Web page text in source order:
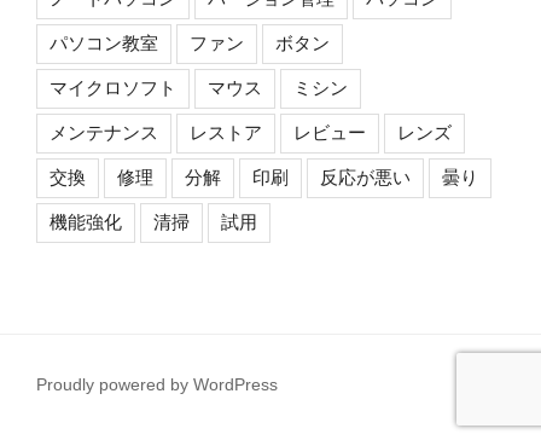
パソコン教室 ファン ボタン
マイクロソフト マウス ミシン
メンテナンス レストア レビュー レンズ
交換 修理 分解 印刷 反応が悪い 曇り
機能強化 清掃 試用
Proudly powered by WordPress